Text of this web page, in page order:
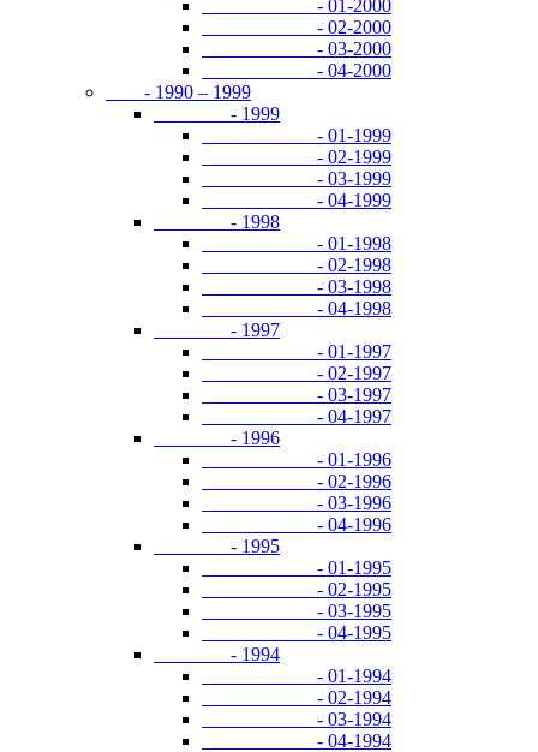
- 01-2000
- 02-2000
- 03-2000
- 04-2000
- 1990 – 1999
- 1999
- 01-1999
- 02-1999
- 03-1999
- 04-1999
- 1998
- 01-1998
- 02-1998
- 03-1998
- 04-1998
- 1997
- 01-1997
- 02-1997
- 03-1997
- 04-1997
- 1996
- 01-1996
- 02-1996
- 03-1996
- 04-1996
- 1995
- 01-1995
- 02-1995
- 03-1995
- 04-1995
- 1994
- 01-1994
- 02-1994
- 03-1994
- 04-1994